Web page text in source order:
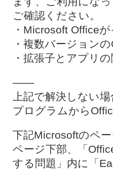
ご確認ください。
・Microsoft Office
・複数バージョン
・拡張子とアプリ
——
上記で解決しない場
プログラムから
下記Microsoftのペ
ページ下部、「
する問題」内に「